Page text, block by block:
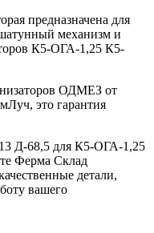
предназначена для
механизм и
К5-ОГА-1,25 К5-
ОДМЕЗ от
это гарантия
Д-68,5 для К5-ОГА-1,25
Ферма Склад
детали,
вашего